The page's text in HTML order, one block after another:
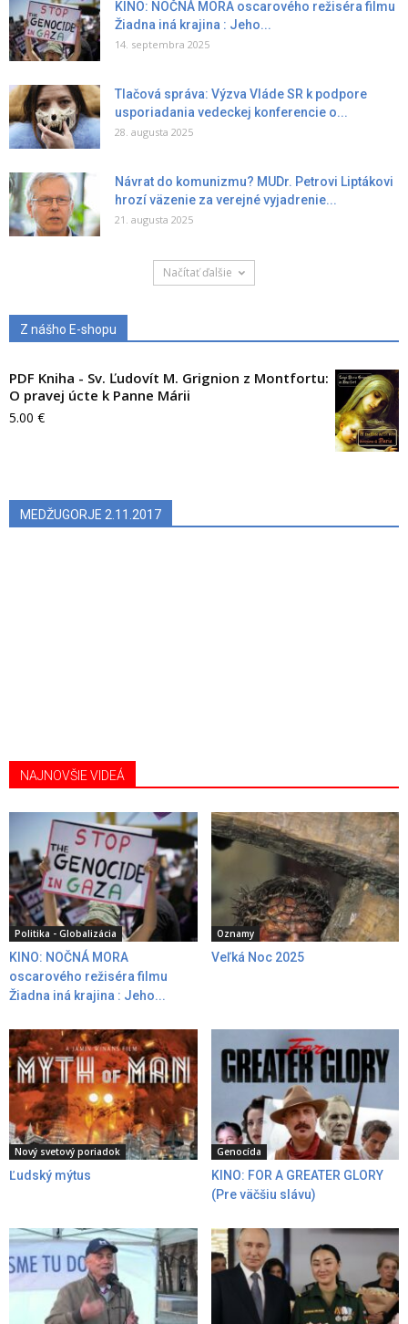
KINO: NOČNÁ MORA oscarového režiséra filmu
Žiadna iná krajina : Jeho...
14. septembra 2025
Tlačová správa: Výzva Vláde SR k podpore
usporiadania vedeckej konferencie o...
28. augusta 2025
Návrat do komunizmu? MUDr. Petrovi Liptákovi
hrozí väzenie za verejné vyjadrenie...
21. augusta 2025
Načítať ďalšie
Z nášho E-shopu
PDF Kniha - Sv. Ľudovít M. Grignion z Montfortu:
O pravej úcte k Panne Márii
5.00 €
MEDŽUGORJE 2.11.2017
NAJNOVŠIE VIDEÁ
Politika - Globalizácia
KINO: NOČNÁ MORA
oscarového režiséra filmu
Žiadna iná krajina : Jeho...
Oznamy
Veľká Noc 2025
Nový svetový poriadok
Ľudský mýtus
Genocída
KINO: FOR A GREATER GLORY
(Pre väčšiu slávu)